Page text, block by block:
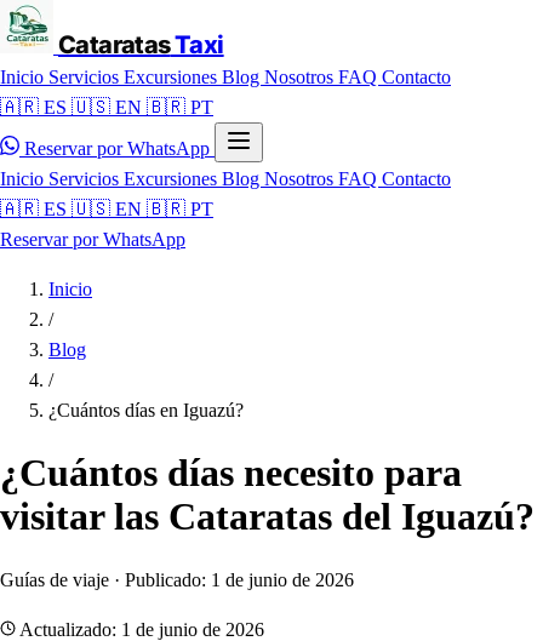
CataratasTaxi
Inicio Servicios Excursiones Blog Nosotros FAQ Contacto
🇦🇷 ES 🇺🇸 EN 🇧🇷 PT
Reservar por WhatsApp
Inicio Servicios Excursiones Blog Nosotros FAQ Contacto
🇦🇷 ES 🇺🇸 EN 🇧🇷 PT
Reservar por WhatsApp
Inicio
/
Blog
/
¿Cuántos días en Iguazú?
¿Cuántos días necesito para
visitar las Cataratas del Iguazú?
Guías de viaje · Publicado: 1 de junio de 2026
Actualizado: 1 de junio de 2026